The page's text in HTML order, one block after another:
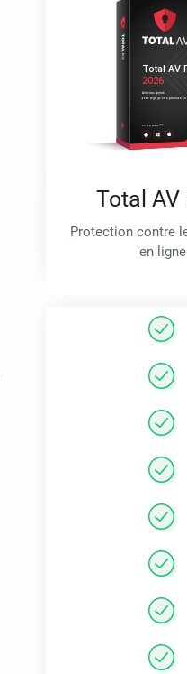
Total AV
Protection contre
en ligne